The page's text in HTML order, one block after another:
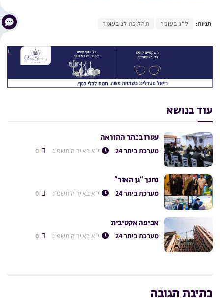
תגיות: ל"ג בעומר תהלוכת לג בעומר
עוד בנושא
עטרו בכתר ההוראה
מערכת ביתר 24 י״א באייר ה׳תשפ״ג
נחנך “גן האור”
מערכת ביתר 24 י״א באייר ה׳תשפ״ג
אכיפה אקטיבית
מערכת ביתר 24 י״א באייר ה׳תשפ״ג
כתיבת תגובה